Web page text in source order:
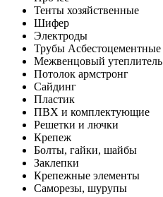
Тенты хозяйственные
Шифер
Электроды
Трубы Асбестоцементные
Межвенцовый утеплитель
Потолок армстронг
Сайдинг
Пластик
ПВХ и комплектующие
Решетки и лючки
Крепеж
Болты, гайки, шайбы
Заклепки
Крепежные элементы
Саморезы, шурупы